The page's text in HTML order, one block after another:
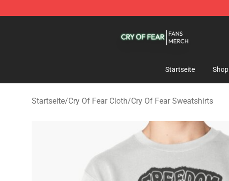
Startseite Shop
Startseite/Cry Of Fear Cloth/Cry Of Fear Sweatshirts